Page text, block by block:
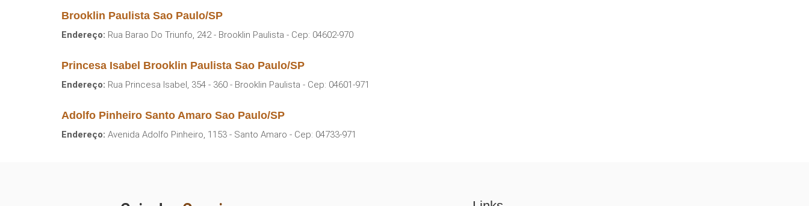
Brooklin Paulista Sao Paulo/SP
Endereço: Rua Barao Do Triunfo, 242 - Brooklin Paulista - Cep: 04602-970
Princesa Isabel Brooklin Paulista Sao Paulo/SP
Endereço: Rua Princesa Isabel, 354 - 360 - Brooklin Paulista - Cep: 04601-971
Adolfo Pinheiro Santo Amaro Sao Paulo/SP
Endereço: Avenida Adolfo Pinheiro, 1153 - Santo Amaro - Cep: 04733-971